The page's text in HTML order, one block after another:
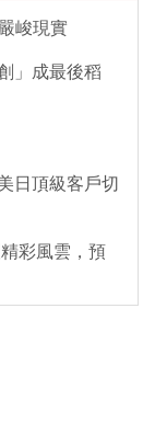
峻現實
」成最後稻
日頂級客戶切
彩風雲，預